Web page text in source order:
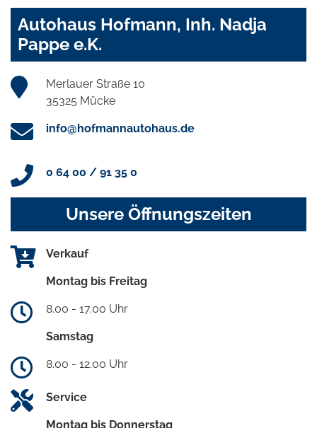
Autohaus Hofmann, Inh. Nadja
Pappe e.K.
Merlauer Straße 10
35325 Mücke
info@hofmannautohaus.de
0 64 00 / 91 35 0
Unsere Öffnungszeiten
Verkauf
Montag bis Freitag
8.00 - 17.00 Uhr
Samstag
8.00 - 12.00 Uhr
Service
Montag bis Donnerstag